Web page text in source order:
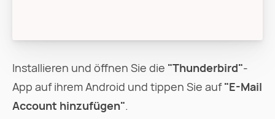
Installieren und öffnen Sie die "Thunderbird"-
App auf ihrem Android und tippen Sie auf"E-Mail
Account hinzufügen".